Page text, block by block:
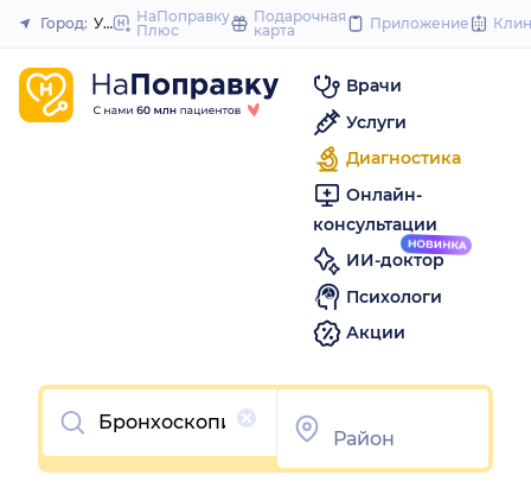
to
Закрыть
Город: Уфа
НаПоправку
Плюс
Подарочная
карта
Приложение
Врачи
Услуги
Диагностика
Онлайн-
консультации
ИИ-доктор
Психологи
Акции
Очистить